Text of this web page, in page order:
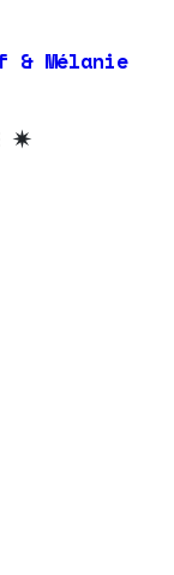
& Mélanie
✷